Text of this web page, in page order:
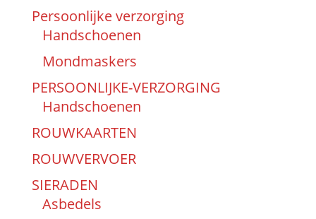
Persoonlijke verzorging
Handschoenen
Mondmaskers
PERSOONLIJKE-VERZORGING
Handschoenen
ROUWKAARTEN
ROUWVERVOER
SIERADEN
Asbedels